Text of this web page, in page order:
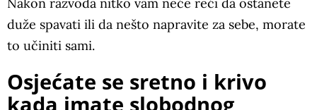
Nakon razvoda nitko vam neće reći da ostanete
duže spavati ili da nešto napravite za sebe, morate
to učiniti sami.
Osjećate se sretno i krivo